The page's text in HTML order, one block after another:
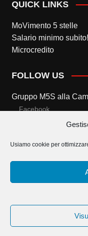
Usiamo cookie per
QUICK LINKS
MoVimento 5 stelle
Salario minimo subito!
Microcredito
FOLLOW US
Gruppo M5S alla
Facebook
Twitter